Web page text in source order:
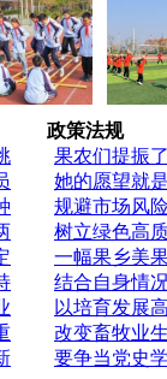
政策法规
果农们提振
她的愿望就
规避市场风
树立绿色高
一幅果乡美
结合自身情
以培育发展
改变畜牧业
要争当党史